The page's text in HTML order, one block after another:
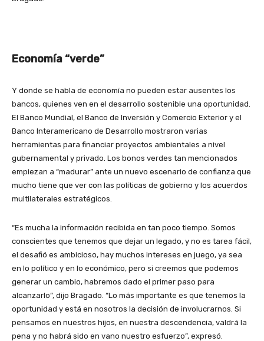
Economía “verde”
Y donde se habla de economía no pueden estar ausentes los
bancos, quienes ven en el desarrollo sostenible una oportunidad.
El Banco Mundial, el Banco de Inversión y Comercio Exterior y el
Banco Interamericano de Desarrollo mostraron varias
herramientas para financiar proyectos ambientales a nivel
gubernamental y privado. Los bonos verdes tan mencionados
empiezan a “madurar” ante un nuevo escenario de confianza que
mucho tiene que ver con las políticas de gobierno y los acuerdos
multilaterales estratégicos.
“Es mucha la información recibida en tan poco tiempo. Somos
conscientes que tenemos que dejar un legado, y no es tarea fácil,
el desafió es ambicioso, hay muchos intereses en juego, ya sea
en lo político y en lo económico, pero si creemos que podemos
generar un cambio, habremos dado el primer paso para
alcanzarlo”, dijo Bragado. “Lo más importante es que tenemos la
oportunidad y está en nosotros la decisión de involucrarnos. Si
pensamos en nuestros hijos, en nuestra descendencia, valdrá la
pena y no habrá sido en vano nuestro esfuerzo”, expresó.